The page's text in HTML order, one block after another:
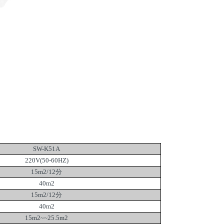
SW-K51A
220V(50-60HZ)
15m2/12分
40m2
15m2/12分
40m2
15m2~~25.5m2